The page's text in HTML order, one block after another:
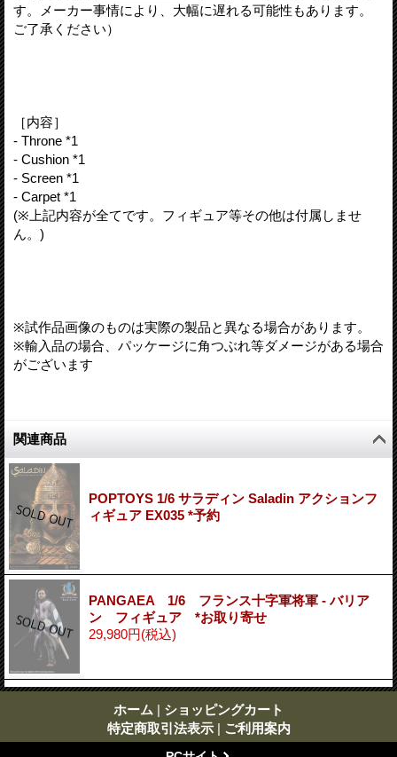
す。メーカー事情により、大幅に遅れる可能性もあります。
ご了承ください）
［内容］
- Throne *1
- Cushion *1
- Screen *1
- Carpet *1
(※上記内容が全てです。フィギュア等その他は付属しませ
ん。)
※試作品画像のものは実際の製品と異なる場合があります。
※輸入品の場合、パッケージに角つぶれ等ダメージがある場合
がございます
関連商品
POPTOYS 1/6 サラディン Saladin アクションフ
ィギュア EX035 *予約
PANGAEA 1/6 フランス十字軍将軍 - バリア
ン フィギュア *お取り寄せ
29,980円(税込)
ホーム | ショッピングカート
特定商取引法表示 | ご利用案内